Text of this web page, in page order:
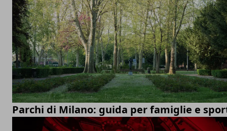
Parchi di Milano: guida per famiglie e